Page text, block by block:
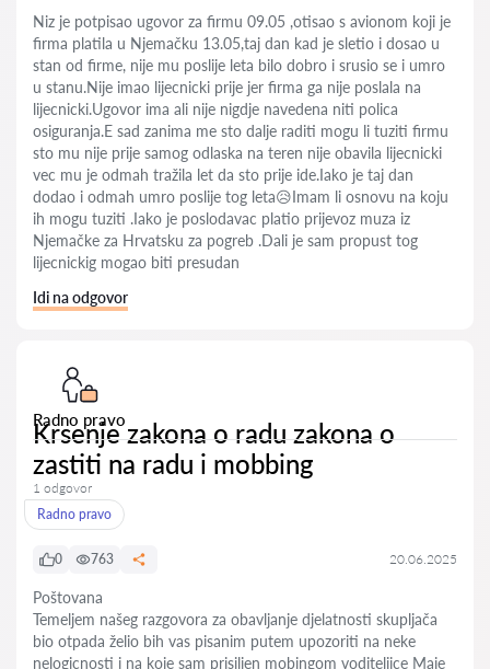
Niz je potpisao ugovor za firmu 09.05 ,otisao s avionom koji je
firma platila u Njemačku 13.05,taj dan kad je sletio i dosao u
stan od firme, nije mu poslije leta bilo dobro i srusio se i umro
u stanu.Nije imao lijecnicki prije jer firma ga nije poslala na
lijecnicki.Ugovor ima ali nije nigdje navedena niti polica
osiguranja.E sad zanima me sto dalje raditi mogu li tuziti firmu
sto mu nije prije samog odlaska na teren nije obavila lijecnicki
vec mu je odmah tražila let da sto prije ide.Iako je taj dan
dodao i odmah umro poslije tog leta😥Imam li osnovu na koju
ih mogu tuziti .Iako je poslodavac platio prijevoz muza iz
Njemačke za Hrvatsku za pogreb .Dali je sam propust tog
lijecnickig mogao biti presudan
Idi na odgovor
Radno pravo
Krsenje zakona o radu zakona o
zastiti na radu i mobbing
1 odgovor
Radno pravo
0 763 20.06.2025
Poštovana
Temeljem našeg razgovora za obavljanje djelatnosti skupljača
bio otpada želio bih vas pisanim putem upozoriti na neke
nelogicnosti i na koje sam prisiljen mobingom voditeljice Maje